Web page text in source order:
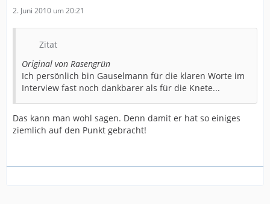
2. Juni 2010 um 20:21
Zitat
Original von Rasengrün
Ich persönlich bin Gauselmann für die klaren Worte im
Interview fast noch dankbarer als für die Knete...
Das kann man wohl sagen. Denn damit er hat so einiges
ziemlich auf den Punkt gebracht!